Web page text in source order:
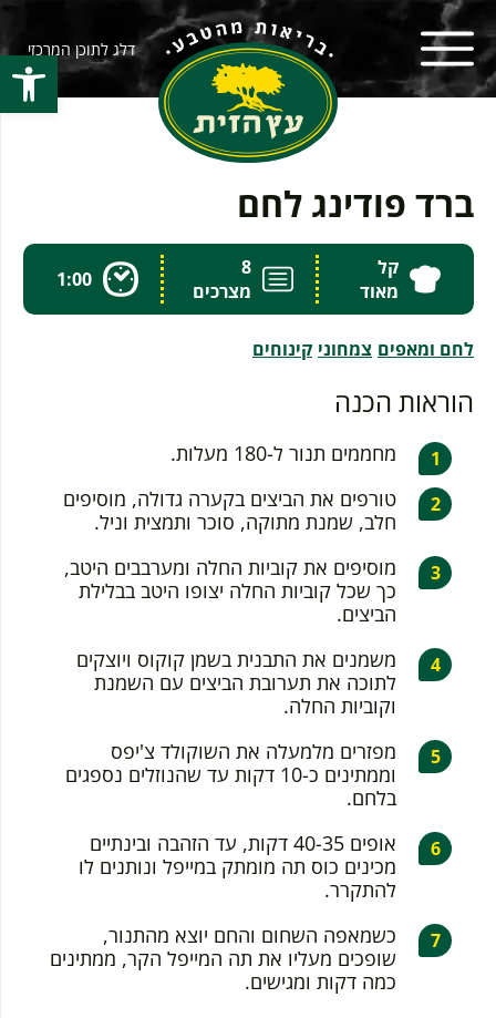
פתח
דלג לתוכן המרכזי
ברד פודינג לחם
קל
מאוד
8
מצרכים
1:00
לחם ומאפים צמחוני קינוחים
הוראות הכנה
מחממים תנור ל-180 מעלות.
טורפים את הביצים בקערה גדולה, מוסיפים
חלב, שמנת מתוקה, סוכר ותמצית וניל.
מוסיפים את קוביות החלה ומערבבים היטב,
כך שכל קוביות החלה יצופו היטב בבלילת
הביצים.
משמנים את התבנית בשמן קוקוס ויוצקים
לתוכה את תערובת הביצים עם השמנת
וקוביות החלה.
מפזרים מלמעלה את השוקולד צ'יפס
וממתינים כ-10 דקות עד שהנוזלים נספגים
בלחם.
אופים 40-35 דקות, עד הזהבה ובינתיים
מכינים כוס תה מומתק במייפל ונותנים לו
להתקרר.
כשמאפה השחום והחם יוצא מהתנור,
שופכים מעליו את תה המייפל הקר, ממתינים
כמה דקות ומגישים.